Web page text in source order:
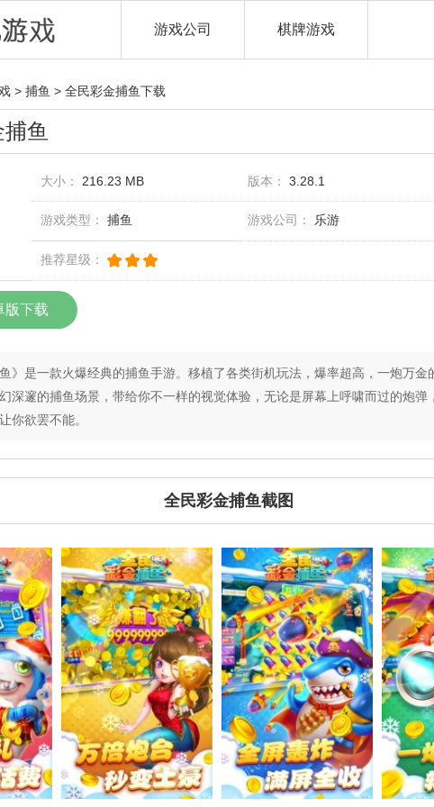
游戏公司 棋牌游戏
> 捕鱼 > 全民彩金捕鱼下载
鱼
大小： 216.23 MB 版本： 3.28.1
游戏类型： 捕鱼 游戏公司： 乐游
推荐星级：
版下载
鱼》是一款火爆经典的捕鱼手游。移植了各类街机玩法，爆率超高，一炮万金
深邃的捕鱼场景，带给你不一样的视觉体验，无论是屏幕上呼啸而过的炮弹
你欲罢不能。
全民彩金捕鱼截图